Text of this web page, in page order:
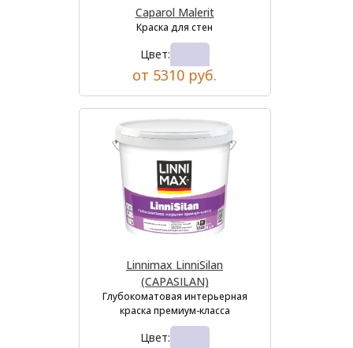
Caparol Malerit
Краска для стен
Цвет:
от 5310 руб.
Linnimax LinniSilan
(CAPASILAN)
Глубокоматовая интерьерная
краска премиум-класса
Цвет: